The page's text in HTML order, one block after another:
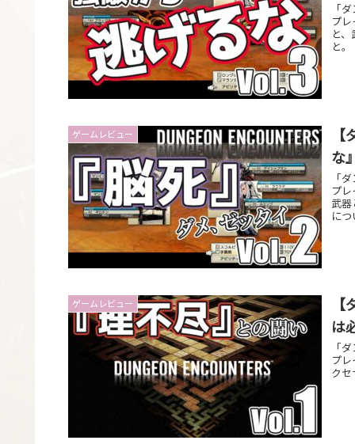
「
プ
と
と。
ゲームレビュー
な
「
プ
武
に
ゲームレビュー
は
「
プ
ク